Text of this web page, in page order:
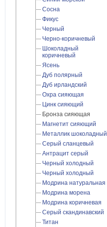
Сосна
Фикус
Черный
Черно-коричневый
Шоколадный
коричневый
Ясень
Дуб полярный
Дуб ирландский
Охра сияющая
Цинк сияющий
Бронза сияющая
Магнетит сияющий
Металлик шоколадный
Cерый сланцевый
Антрацит серый
Черный холодный
Черный холодный
Модрина натуральная
Модрина морена
Модрина коричневая
Серый скандинавский
Титан